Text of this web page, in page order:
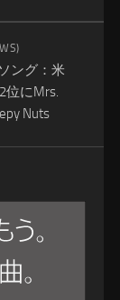
ング：米
位にMrs.
Nuts